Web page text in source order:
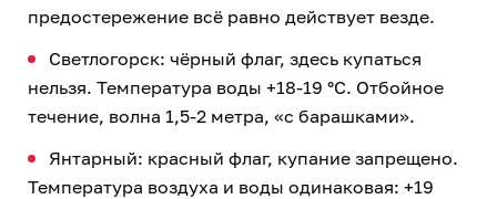
предостережение всё равно действует везде.
Светлогорск: чёрный флаг, здесь купаться
нельзя. Температура воды +18-19 °C. Отбойное
течение, волна 1,5-2 метра, «с барашками».
Янтарный: красный флаг, купание запрещено.
Температура воздуха и воды одинаковая: +19